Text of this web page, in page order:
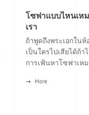
โซฟาแบบไหนเห
เรา
ถ้าพูดถึงพระเอกในห้
เป็นใครไปเสียได้ถ้า
การเฟ้นหาโซฟาเหม
More